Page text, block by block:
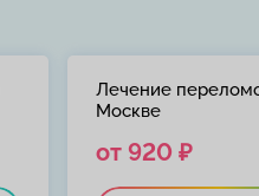
Лечение
Москве
от 920 ₽